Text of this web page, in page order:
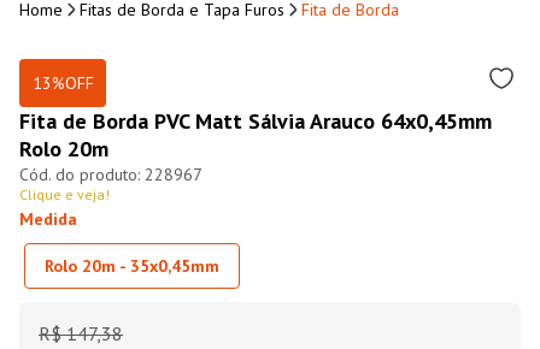
Fitas de Borda e Tapa Furos Fita de Borda
13%OFF
Fita de Borda PVC Matt Sálvia Arauco 64x0,45mm
Rolo 20m
228967
Clique e veja!
Medida
Rolo 20m - 35x0,45mm
R$ 147,38